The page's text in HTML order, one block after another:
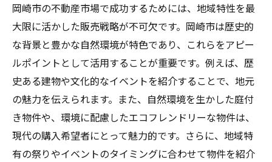
岡崎市の不動産市場で成功するためには、地域特性を最
大限に活かした販売戦略が不可欠です。岡崎市は歴史的
な背景と豊かな自然環境が特色であり、これらをアピー
ルポイントとして活用することが重要です。例えば、歴
史ある建物や文化的なイベントを紹介することで、地元
の魅力を伝えられます。また、自然環境を生かした庭付
き物件や、環境に配慮したエコフレンドリーな物件は、
現代の購入希望者にとって魅力的です。さらに、地域特
有の祭りやイベントのタイミングに合わせて物件を紹介